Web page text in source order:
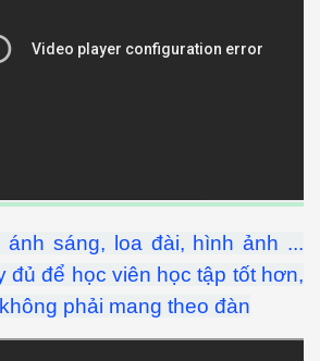
sáng, loa đài, hình ảnh ...
đủ để học viên học tập tốt hơn,
phải mang theo đàn